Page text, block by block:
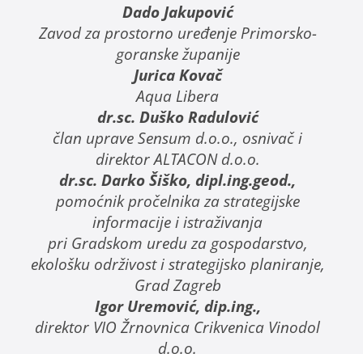
Dado Jakupović
Zavod za prostorno uređenje Primorsko-
goranske županije
Jurica Kovač
Aqua Libera
dr.sc. Duško Radulović
član uprave Sensum d.o.o., osnivač i
direktor ALTACON d.o.o.
dr.sc. Darko Šiško, dipl.ing.geod.,
pomoćnik pročelnika za strategijske
informacije i istraživanja
pri Gradskom uredu za gospodarstvo,
ekološku održivost i strategijsko planiranje,
Grad Zagreb
Igor Uremović, dip.ing.,
direktor VIO Žrnovnica Crikvenica Vinodol
d.o.o.